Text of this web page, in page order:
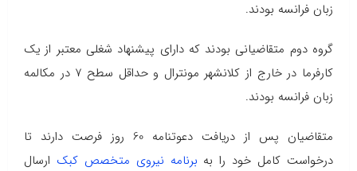
زبان فرانسه بودند.
گروه دوم متقاضیانی بودند که دارای پیشنهاد شغلی معتبر از یک
کارفرما در خارج از کلانشهر مونترال و حداقل سطح ۷ در مکالمه
زبان فرانسه بودند.
متقاضیان پس از دریافت دعوتنامه 60 روز فرصت دارند تا
درخواست کامل خود را به برنامه نیروی متخصص کبک ارسال